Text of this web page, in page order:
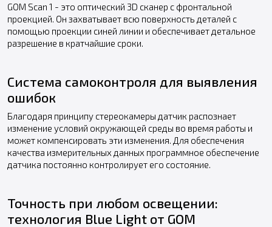
GOM Scan 1 - это оптический 3D сканер с фронтальной
проекцией. Он захватывает всю поверхность деталей с
помощью проекции синей линии и обеспечивает детальное
разрешение в кратчайшие сроки.
Система самоконтроля для выявления
ошибок
Благодаря принципу стереокамеры датчик распознает
изменение условий окружающей среды во время работы и
может компенсировать эти изменения. Для обеспечения
качества измерительных данных программное обеспечение
датчика постоянно контролирует его состояние.
Точность при любом освещении:
технология Blue Light от GOM